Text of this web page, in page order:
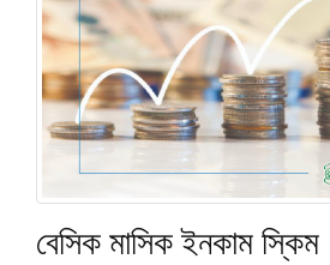
বেসিক মাসিক ইনকাম স্কিম